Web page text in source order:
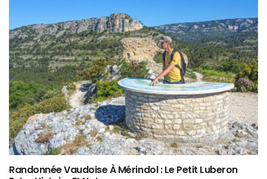
Randonnée Vaudoise À Mérindol : Le Petit Luberon